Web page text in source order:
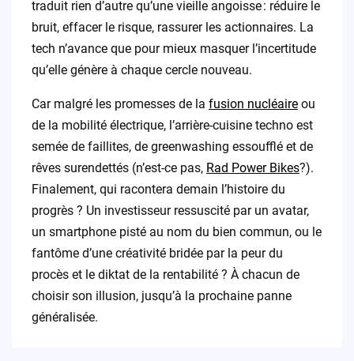
traduit rien d’autre qu’une vieille angoisse : réduire le
bruit, effacer le risque, rassurer les actionnaires. La
tech n’avance que pour mieux masquer l’incertitude
qu’elle génère à chaque cercle nouveau.
Car malgré les promesses de la fusion nucléaireou
de la mobilité électrique, l’arrière-cuisine techno est
semée de faillites, de greenwashing essoufflé et de
rêves surendettés (n’est-ce pas, Rad Power Bikes?).
Finalement, qui racontera demain l’histoire du
progrès ? Un investisseur ressuscité par un avatar,
un smartphone pisté au nom du bien commun, ou le
fantôme d’une créativité bridée par la peur du
procès et le diktat de la rentabilité ? À chacun de
choisir son illusion, jusqu’à la prochaine panne
généralisée.